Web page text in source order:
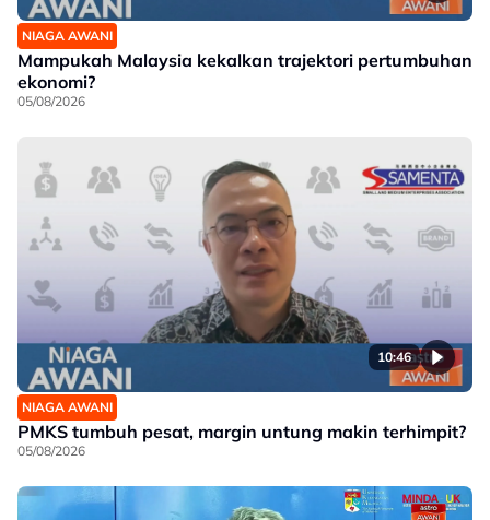
NIAGA AWANI
Mampukah Malaysia kekalkan trajektori pertumbuhan
ekonomi?
05/08/2026
10:46
NIAGA AWANI
PMKS tumbuh pesat, margin untung makin terhimpit?
05/08/2026